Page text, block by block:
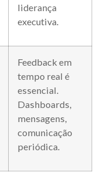
liderança
executiva.
Feedback em
tempo real é
essencial.
Dashboards,
mensagens,
comunicação
periódica.